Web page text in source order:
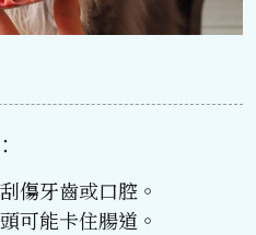
傷牙齒或口腔。
可能卡住腸道。